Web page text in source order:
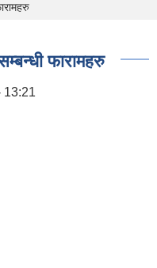
फारामहरु
13:21